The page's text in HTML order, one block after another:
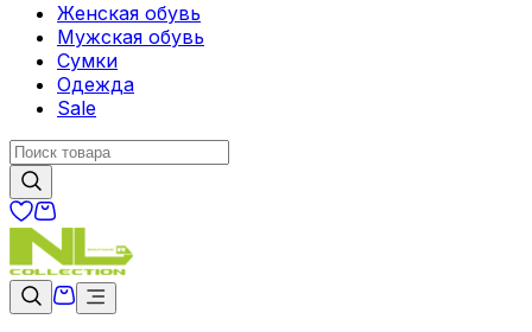
Женская обувь
Мужская обувь
Сумки
Одежда
Sale